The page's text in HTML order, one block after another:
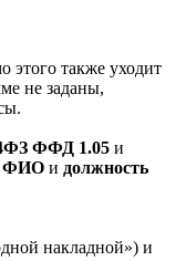
этого также уходит
не заданы,
ФФД 1.05 и
ФИО и должность
накладной») и